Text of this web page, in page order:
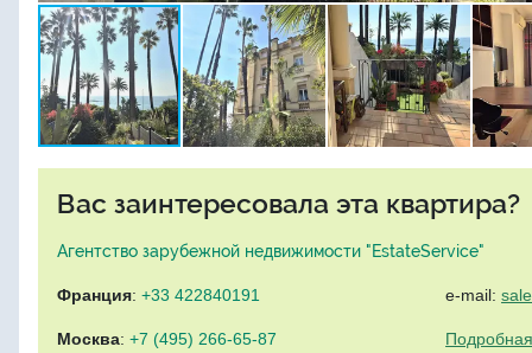
Вас заинтересовала эта квартира?
Агентство зарубежной недвижимости "EstateService"
Франция: +33 422840191
Москва: +7 (495) 266-65-87
e-mail: